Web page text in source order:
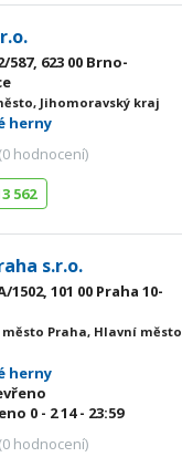
623 00 Brno-
Jihomoravský kraj
herny
(0 hodnocení)
562
s.r.o.
1502, 101 00 Praha 10-
Praha, Hlavní město
herny
0 - 214 - 23:59
(0 hodnocení)